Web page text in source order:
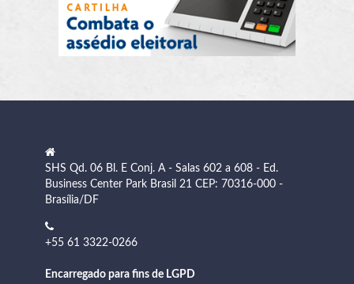
SHS Qd. 06 Bl. E Conj. A - Salas 602 a 608 - Ed.
Business Center Park Brasil 21 CEP: 70316-000 -
Brasília/DF
+55 61 3322-0266
Encarregado para fins de LGPD